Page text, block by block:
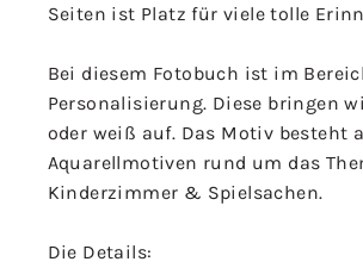
Seiten ist Platz für viele tolle
Bei diesem Fotobuch ist im
Personalisierung. Diese bringen
oder weiß auf. Das Motiv besteht
Aquarellmotiven rund um das
Kinderzimmer & Spielsachen.
Die Details: